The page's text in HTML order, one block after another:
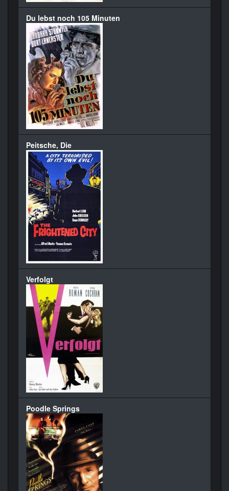
Du lebst noch 105 Minuten
Peitsche, Die
Verfolgt
Poodle Springs